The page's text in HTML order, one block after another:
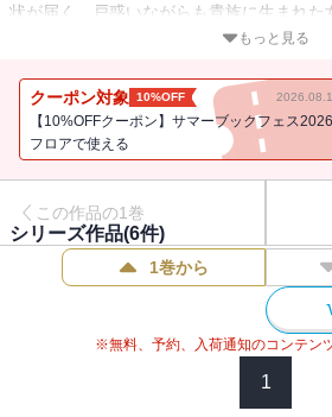
状が届く。戸惑いながらも貴族に生まれた
決めたアイリスだったが、噂に違わぬ威圧
まい…アイリスは使用人たちの陰口に耐え
いた。"このままでは妻の務めが果たせず
てしまう"悩んだ末にアイリスはとうとう
もっと見る
クーポン対象 10%OFF
【10%OFFクーポン】サマーブックフェス
フロアで使える
この作品の1巻
シリーズ作品(6件)
1巻から
※無料、予約、入荷通知のコンテン
1